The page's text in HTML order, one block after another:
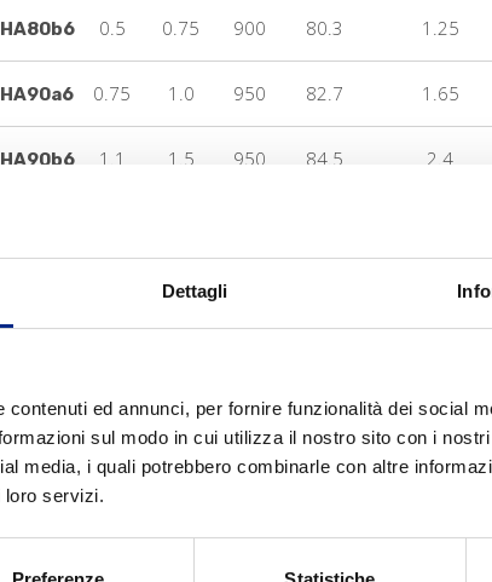
Dettagli
ed annunci, per fornire funzionalità dei social
sul modo in cui utilizza il nostro sito con i
media, i quali potrebbero combinarle con altre
loro servizi.
0.5 0.75 900 80.3 1.25
0.75 1.0 950 82.7 1.65
1.1 1.5 950 84.5 2.4